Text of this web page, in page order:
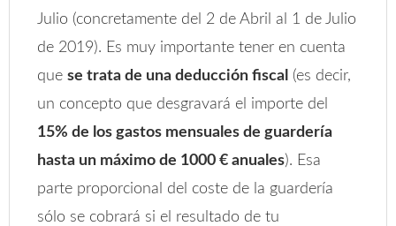
Julio (concretamente del 2 de Abril al 1 de Julio
de 2019). Es muy importante tener en cuenta
quese trata de una deducción fiscal (es decir,
un concepto que desgravará el importe del
15% de los gastos mensuales de guardería
hasta un máximo de 1000 € anuales). Esa
parte proporcional del coste de la guardería
sólo se cobrará si el resultado de tu